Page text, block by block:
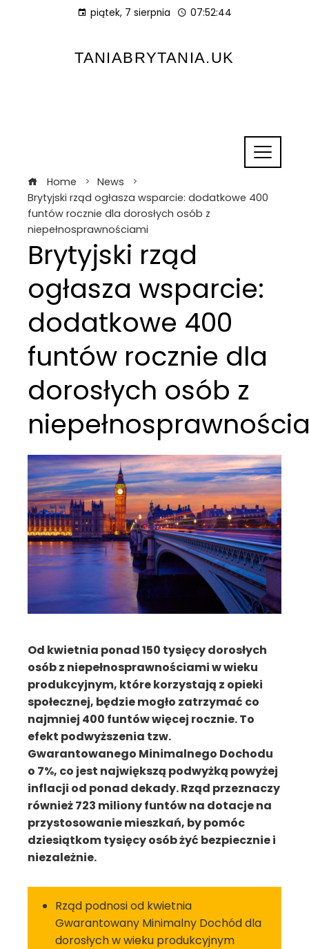
piątek, 7 sierpnia 07:52:45
TANIABRYTANIA.UK
Home
News
Brytyjski rząd ogłasza wsparcie: dodatkowe 400
funtów rocznie dla dorosłych osób z
niepełnosprawnościami
Brytyjski rząd
ogłasza wsparcie:
dodatkowe 400
funtów rocznie dla
dorosłych osób z
Od kwietnia ponad 150 tysięcy dorosłych
osób z niepełnosprawnościami w wieku
produkcyjnym, które korzystają z opieki
społecznej, będzie mogło zatrzymać co
najmniej 400 funtów więcej rocznie. To
efekt podwyższenia tzw.
Gwarantowanego Minimalnego Dochodu
o 7%, co jest największą podwyżką powyżej
inflacji od ponad dekady. Rząd przeznaczy
również 723 miliony funtów na dotacje na
przystosowanie mieszkań, by pomóc
dziesiątkom tysięcy osób żyć bezpiecznie i
niezależnie.
Rząd podnosi od kwietnia
Gwarantowany Minimalny Dochód dla
dorosłych w wieku produkcyjnym